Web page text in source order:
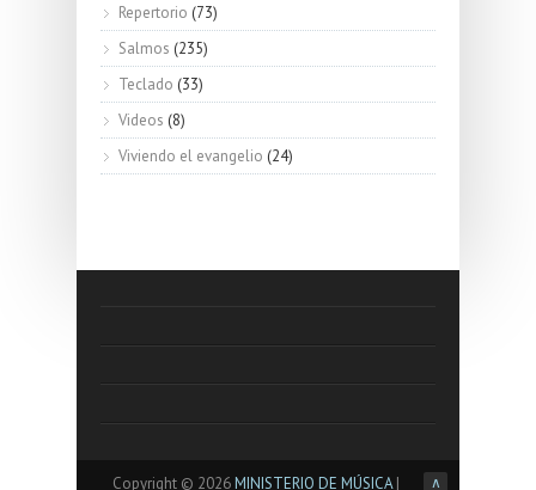
Repertorio (73)
Salmos (235)
Teclado (33)
Videos (8)
Viviendo el evangelio (24)
∧
Copyright © 2026MINISTERIO DE MÚSICA|